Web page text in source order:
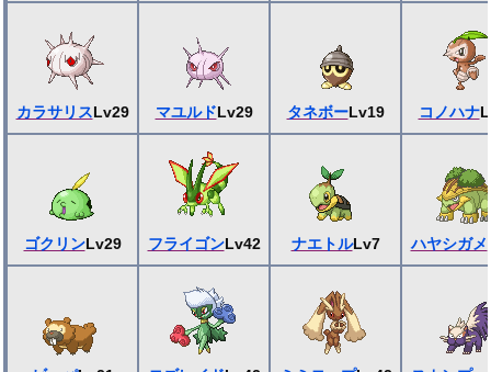
カラサリスLv29 マユルドLv29 タネボーLv19 コノハナ
ゴクリンLv29 フライゴンLv42 ナエトルLv7 ハヤシガメ